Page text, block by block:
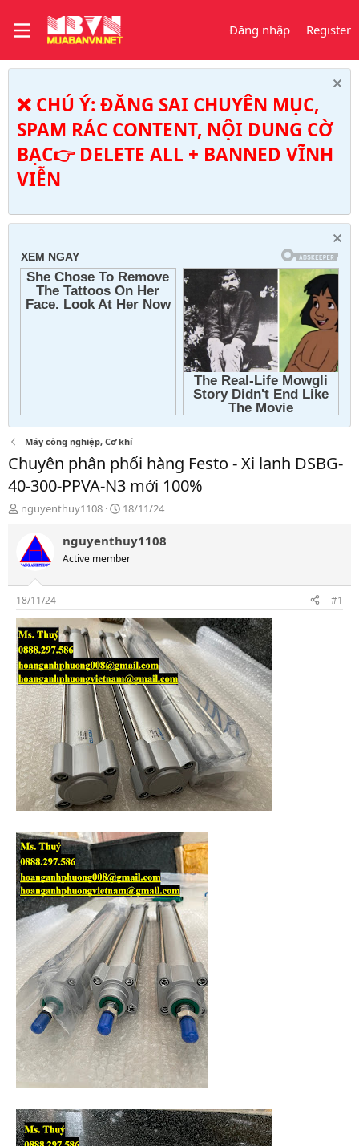
Đăng nhập Register
❌ CHÚ Ý: ĐĂNG SAI CHUYÊN MỤC,
SPAM RÁC CONTENT, NỘI DUNG CỜ
BẠC👉 DELETE ALL + BANNED VĨNH
VIỄN
Máy công nghiệp, Cơ khí
Chuyên phân phối hàng Festo - Xi lanh DSBG-
40-300-PPVA-N3 mới 100%
T
h
e
a
s
t
a
r
t
e
r
nguyenthuy1108
N
g
à
g
18/11/24
nguyenthuy1108
Active member
18/11/24 #1